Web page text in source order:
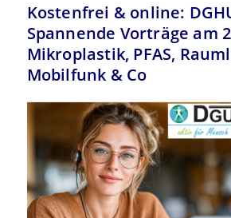
Kostenfrei & online:
Spannende Vorträge am
Mikroplastik, PFAS,
Mobilfunk & Co